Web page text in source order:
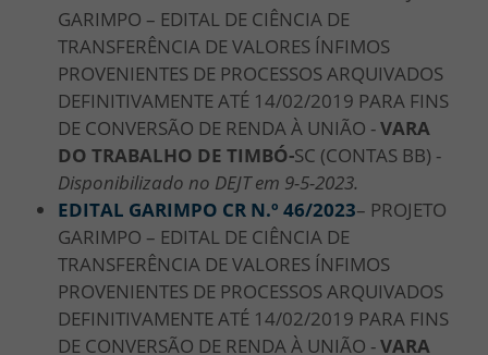
GARIMPO – EDITAL DE CIÊNCIA DE
TRANSFERÊNCIA DE VALORES ÍNFIMOS
PROVENIENTES DE PROCESSOS ARQUIVADOS
DEFINITIVAMENTE ATÉ 14/02/2019 PARA FINS
DE CONVERSÃO DE RENDA À UNIÃO -VARA
DO TRABALHO DE TIMBÓ-SC (CONTAS BB) -
Disponibilizado no DEJT em 9-5-2023.
EDITAL GARIMPO CR N.º 46/2023– PROJETO
GARIMPO – EDITAL DE CIÊNCIA DE
TRANSFERÊNCIA DE VALORES ÍNFIMOS
PROVENIENTES DE PROCESSOS ARQUIVADOS
DEFINITIVAMENTE ATÉ 14/02/2019 PARA FINS
DE CONVERSÃO DE RENDA À UNIÃO -VARA